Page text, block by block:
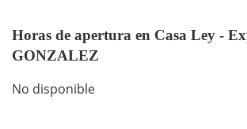
Horas de apertura en Casa Ley -
GONZALEZ
No disponible